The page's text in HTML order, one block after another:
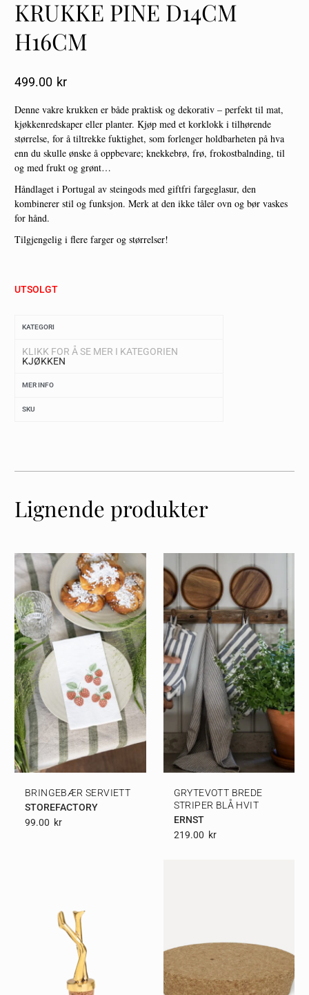
KRUKKE PINE D14CM
H16CM
499.00 Kr
Denne vakre krukken er både praktisk og dekorativ – perfekt til mat,
kjøkkenredskaper eller planter. Kjøp med et korklokk i tilhørende
størrelse, for å tiltrekke fuktighet, som forlenger holdbarheten på hva
enn du skulle ønske å oppbevare; knekkebrø, frø, frokostbalnding, til
og med frukt og grønt…
Håndlaget i Portugal av steingods med giftfri fargeglasur, den
kombinerer stil og funksjon. Merk at den ikke tåler ovn og bør vaskes
for hånd.
Tilgjengelig i flere farger og størrelser!
UTSOLGT
KATEGORI
KLIKK FOR Å SE MER I KATEGORIEN
KJØKKEN
MER INFO
SKU
Lignende produkter
BRINGEBÆR SERVIETT
STOREFACTORY
99.00 Kr
GRYTEVOTT BREDE
STRIPER BLÅ HVIT
ERNST
219.00 Kr